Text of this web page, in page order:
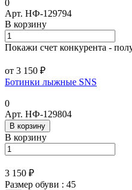
0
Арт. НФ-129794
В корзину
Покажи счет конкурента -
от 3 150 ₽
Ботинки лыжные SNS
0
Арт. НФ-129804
В корзину
В корзину
3 150 ₽
Размер обуви : 45